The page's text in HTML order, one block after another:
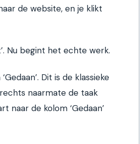
de website, en je klikt
Nu begint het echte werk.
Dit is de klassieke
naarmate de taak
naar de kolom ‘Gedaan’